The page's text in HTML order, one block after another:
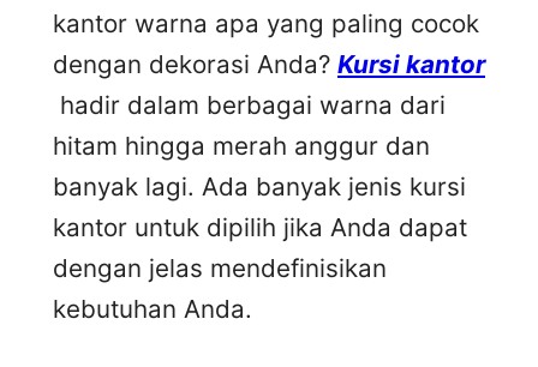
kantor warna apa yang paling cocok
dengan dekorasi Anda? Kursi kantor
hadir dalam berbagai warna dari
hitam hingga merah anggur dan
banyak lagi. Ada banyak jenis kursi
kantor untuk dipilih jika Anda dapat
dengan jelas mendefinisikan
kebutuhan Anda.